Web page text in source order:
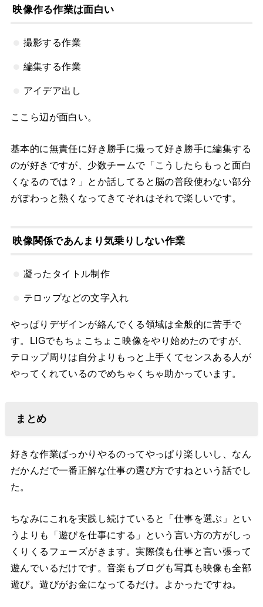
映像作る作業は面白い
撮影する作業
編集する作業
アイデア出し
ここら辺が面白い。
基本的に無責任に好き勝手に撮って好き勝手に編集する
のが好きですが、少数チームで「こうしたらもっと面白
くなるのでは？」とか話してると脳の普段使わない部分
がぽわっと熱くなってきてそれはそれで楽しいです。
映像関係であんまり気乗りしない作業
凝ったタイトル制作
テロップなどの文字入れ
やっぱりデザインが絡んでくる領域は全般的に苦手で
す。LIGでもちょこちょこ映像をやり始めたのですが、
テロップ周りは自分よりもっと上手くてセンスある人が
やってくれているのでめちゃくちゃ助かっています。
まとめ
好きな作業ばっかりやるのってやっぱり楽しいし、なん
だかんだで一番正解な仕事の選び方ですねという話でし
た。
ちなみにこれを実践し続けていると「仕事を選ぶ」とい
うよりも「遊びを仕事にする」という言い方の方がしっ
くりくるフェーズがきます。実際僕も仕事と言い張って
遊んでいるだけです。音楽もブログも写真も映像も全部
遊び。遊びがお金になってるだけ。よかったですね。